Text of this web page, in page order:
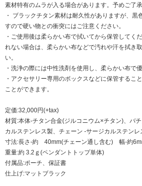
素材特有のムラが入る場合があります。予めご了承
・ ブラックチタン素材は耐久性がありますが、黒
すので硬い物との衝突にはご注意ください。
・ご使用後は柔らかい布で拭いてから保管してく
れない場合は、柔らかい布などで汚れや汗を拭き
い。
・洗浄の際には中性洗剤を使用し、柔らかい布で
・アクセサリー専用のボックスなどに保管するこ
ことができます。
定価:32,000円(+tax)
材質:本体-チタン合金(ジルコニウム×チタン)、バ
カルステンレス製、チェーン -サージカルステンレ
寸法:長さ-約 40mm(チェーン通し含む) 幅-約
重量:約 3.2ｇ(ペンダントトップ単体)
付属品:ポーチ、保証書
仕上げ:マットブラック